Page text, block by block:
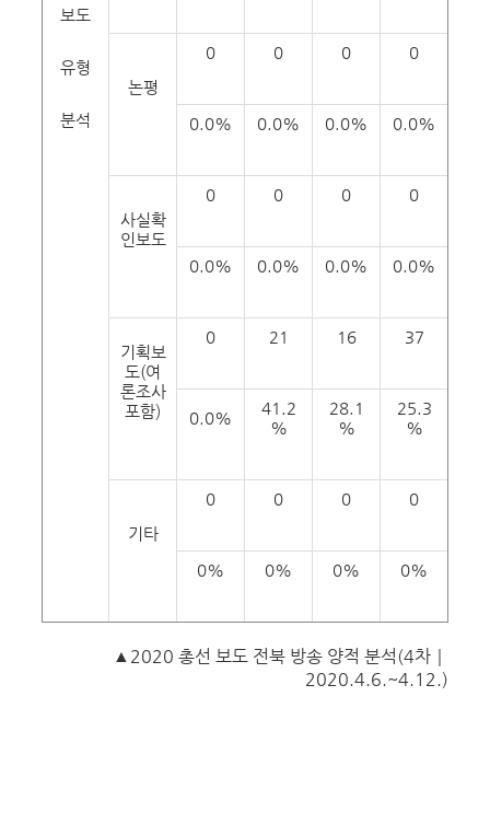
보도
유형
분석
논평
0 0 0 0
0.0% 0.0% 0.0% 0.0%
사실확
인보도
0 0 0 0
0.0% 0.0% 0.0% 0.0%
기획보
도(여
론조사
포함)
0 21 16 37
0.0%
41.2
%
28.1
%
25.3
%
기타
0 0 0 0
0% 0% 0% 0%
▲2020 총선 보도 전북 방송 양적 분석(4차｜
2020.4.6.~4.12.)